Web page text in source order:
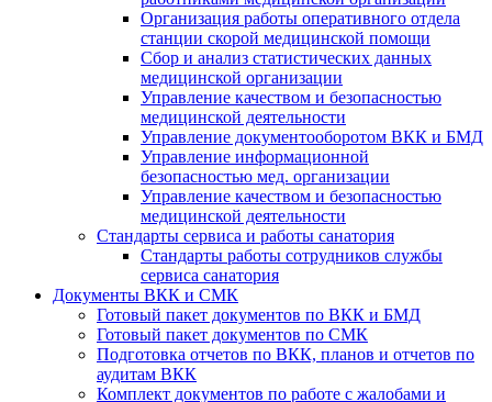
Организация работы оперативного отдела
станции скорой медицинской помощи
Сбор и анализ статистических данных
медицинской организации
Управление качеством и безопасностью
медицинской деятельности
Управление документооборотом ВКК и БМД
Управление информационной
безопасностью мед. организации
Управление качеством и безопасностью
медицинской деятельности
Стандарты сервиса и работы санатория
Стандарты работы сотрудников службы
сервиса санатория
Документы ВКК и СМК
Готовый пакет документов по ВКК и БМД
Готовый пакет документов по СМК
Подготовка отчетов по ВКК, планов и отчетов по
аудитам ВКК
Комплект документов по работе с жалобами и